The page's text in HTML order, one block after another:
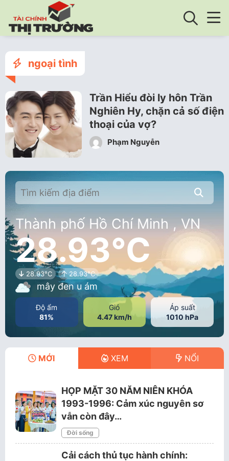
ngoại tình
Trần Hiểu đòi ly hôn Trần
Nghiên Hy, chặn cả số điện
thoại của vợ?
Phạm Nguyễn
Thành phố Hồ Chí Minh , VN
28.93°C
28.93°C 28.93°C
mây đen u ám
Độ ẩm
81%
Gió
4.47 km/h
Áp suất
1010 hPa
MỚI XEM NỔI
HỌP MẶT 30 NĂM NIÊN KHÓA
1993-1996: Cảm xúc nguyên sơ
vẫn còn đây…
Đời sống
Cải cách thủ tục hành chính: